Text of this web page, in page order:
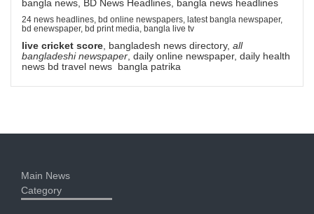
bangla news, BD News Headlines, bangla news headlines
24 news headlines, bd online newspapers, latest bangla newspaper,
bd enewspaper, bd print media, bangla live tv
live cricket score , bangladesh news directory, all
bangladeshi newspaper , daily online newspaper, daily health
news bd travel news bangla patrika
Main News
Category